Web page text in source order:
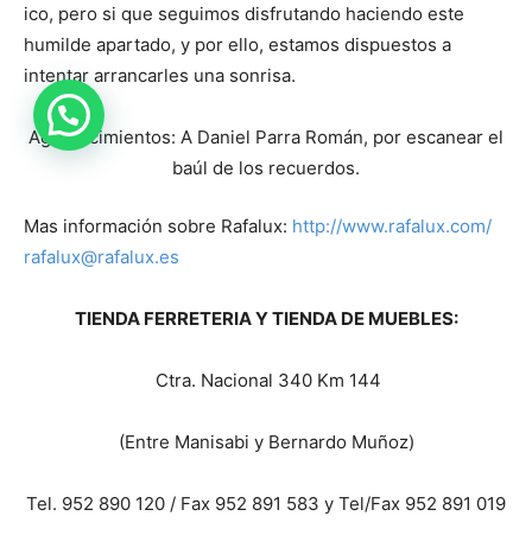
ico, pero si que seguimos disfrutando haciendo este
humilde apartado, y por ello, estamos dispuestos a
intentar arrancarles una sonrisa.
Agradecimientos: A Daniel Parra Román, por escanear el
baúl de los recuerdos.
Mas información sobre Rafalux: http://www.rafalux.com/
rafalux@rafalux.es
TIENDA FERRETERIA Y TIENDA DE MUEBLES:
Ctra. Nacional 340 Km 144
(Entre Manisabi y Bernardo Muñoz)
Tel. 952 890 120 / Fax 952 891 583 y Tel/Fax 952 891 019